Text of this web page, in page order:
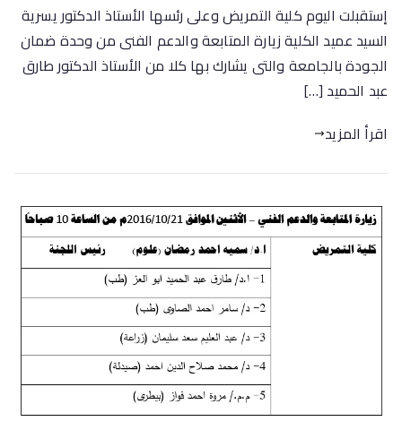
إستقبلت اليوم كلية التمريض وعلى رئسها الأستاذ الدكتور يسرية
السيد عميد الكلية زيارة المتابعة والدعم الفنى من وحدة ضمان
الجودة بالجامعة والتى يشارك بها كلا من الأستاذ الدكتور طارق
عبد الحميد […]
اقرأ المزيد